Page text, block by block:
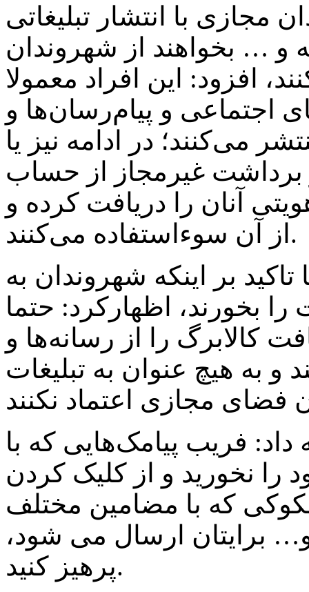
مجازی با انتشار تبلیغاتی
و … بخواهند از شهروندان
افزود: این افراد معمولا
اجتماعی و پیام‌رسان‌ها و
می‌کنند؛ در ادامه نیز یا
برداشت غیرمجاز از حساب
آنان را دریافت کرده و
از آن سوءاستفاده می‌کنند.
بر اینکه شهروندان به
را بخورند، اظهارکرد: حتما
کالابرگ را از رسانه‌ها و
به هیچ عنوان به تبلیغات
داد:‌ فریب پیامک‌هایی که با
نخورید و از کلیک کردن
که با مضامین مختلف
و… برایتان ارسال می شود،
پرهیز کنید.